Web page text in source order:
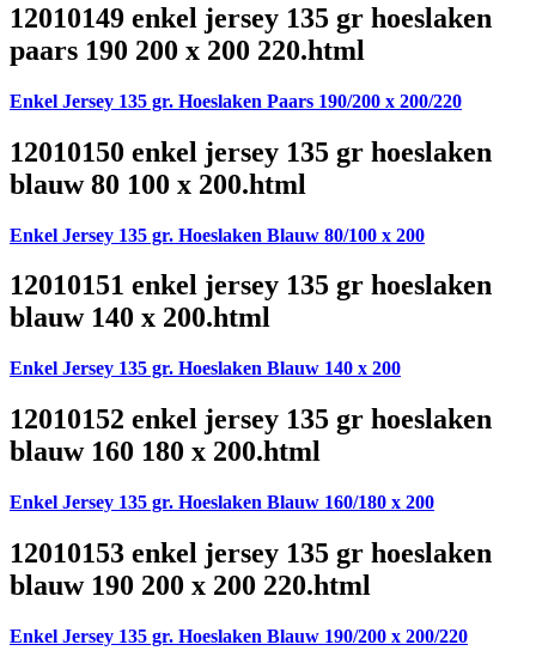
12010149 enkel jersey 135 gr hoeslaken
paars 190 200 x 200 220.html
Enkel Jersey 135 gr. Hoeslaken Paars 190/200 x 200/220
12010150 enkel jersey 135 gr hoeslaken
blauw 80 100 x 200.html
Enkel Jersey 135 gr. Hoeslaken Blauw 80/100 x 200
12010151 enkel jersey 135 gr hoeslaken
blauw 140 x 200.html
Enkel Jersey 135 gr. Hoeslaken Blauw 140 x 200
12010152 enkel jersey 135 gr hoeslaken
blauw 160 180 x 200.html
Enkel Jersey 135 gr. Hoeslaken Blauw 160/180 x 200
12010153 enkel jersey 135 gr hoeslaken
blauw 190 200 x 200 220.html
Enkel Jersey 135 gr. Hoeslaken Blauw 190/200 x 200/220